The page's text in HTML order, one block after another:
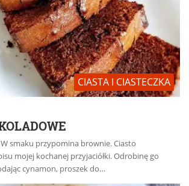
CIASTA I CIASTECZKA
smaku przypomina brownie. Ciasto
mojej kochanej przyjaciółki. Odrobinę go
cynamon, proszek do…